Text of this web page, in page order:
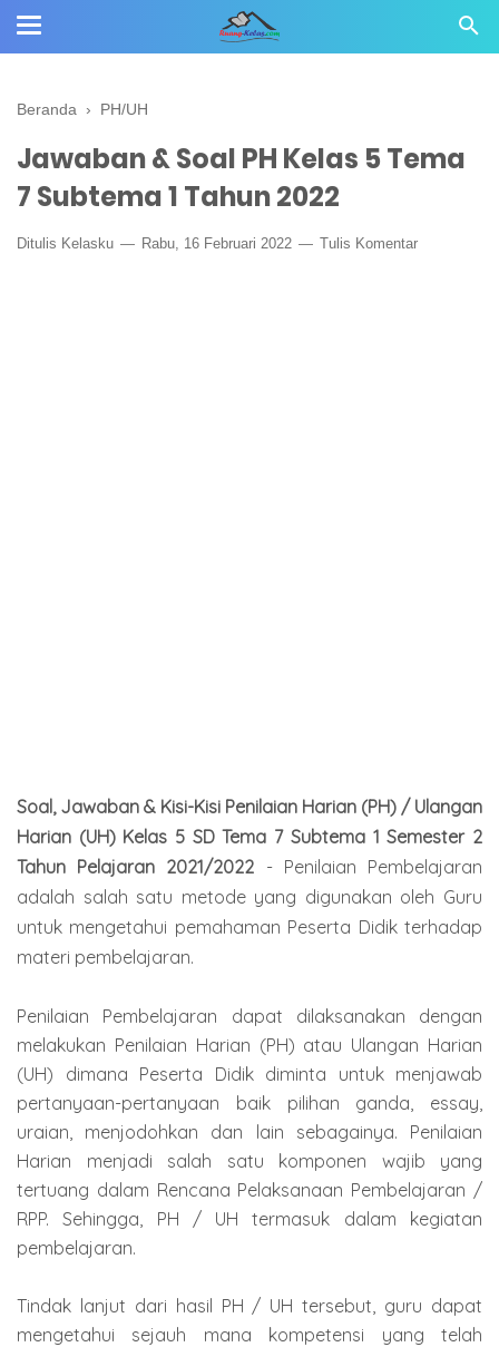
Beranda › PH/UH
Jawaban & Soal PH Kelas 5 Tema
7 Subtema 1 Tahun 2022
Ditulis Kelasku Rabu, 16 Februari 2022 Tulis Komentar
Soal, Jawaban & Kisi-Kisi Penilaian Harian (PH) / Ulangan
Harian (UH) Kelas 5 SD Tema 7 Subtema 1 Semester 2
Tahun Pelajaran 2021/2022 - Penilaian Pembelajaran
adalah salah satu metode yang digunakan oleh Guru
untuk mengetahui pemahaman Peserta Didik terhadap
materi pembelajaran.
Penilaian Pembelajaran dapat dilaksanakan dengan
melakukan Penilaian Harian (PH) atau Ulangan Harian
(UH) dimana Peserta Didik diminta untuk menjawab
pertanyaan-pertanyaan baik pilihan ganda, essay,
uraian, menjodohkan dan lain sebagainya. Penilaian
Harian menjadi salah satu komponen wajib yang
tertuang dalam Rencana Pelaksanaan Pembelajaran /
RPP. Sehingga, PH / UH termasuk dalam kegiatan
pembelajaran.
Tindak lanjut dari hasil PH / UH tersebut, guru dapat
mengetahui sejauh mana kompetensi yang telah